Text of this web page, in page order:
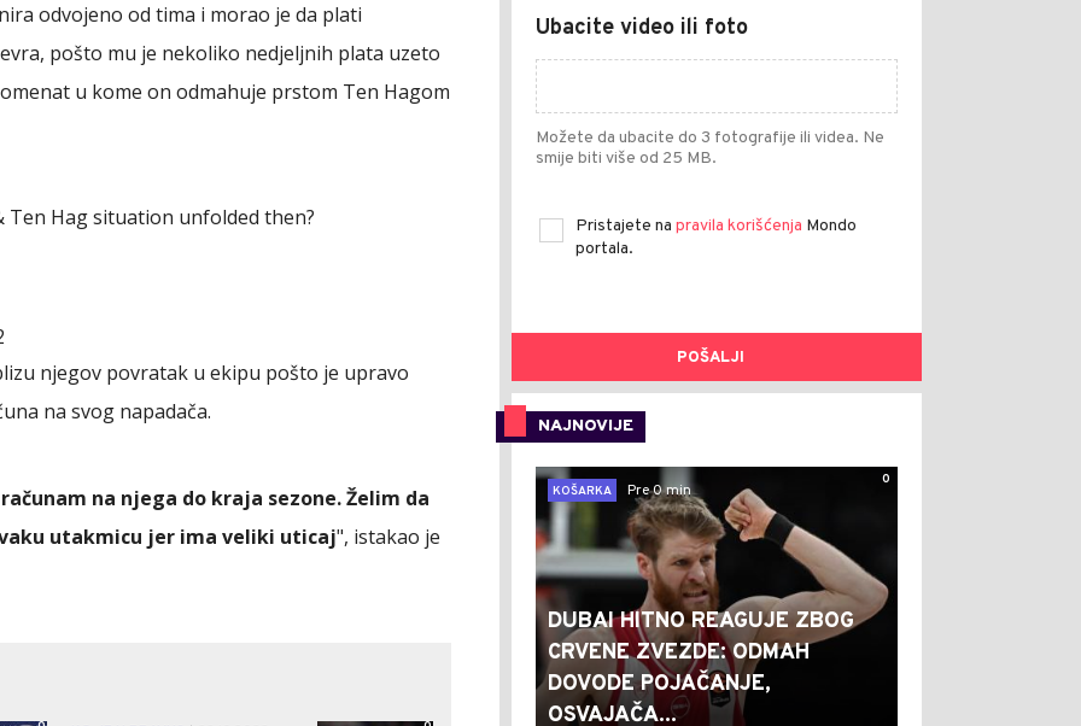
odvojeno od tima i morao je da plati
pošto mu je nekoliko nedjeljnih plata uzeto
u kome on odmahuje prstom Ten Hagom
Ten Hag situation unfolded then?
njegov povratak u ekipu pošto je upravo
na svog napadača.
na njega do kraja sezone. Želim da
utakmicu jer ima veliki uticaj", istakao je
Ubacite video ili foto
Možete da ubacite do 3 fotografije ili videa. Ne
smije biti više od 25 MB.
Pristajete na pravila korišćenja Mondo
portala.
POŠALJI
NAJNOVIJE
0
KOŠARKA
Pre 0 min
DUBAI HITNO REAGUJE ZBOG
CRVENE ZVEZDE: ODMAH
DOVODE POJAČANJE,
OSVAJAČA...